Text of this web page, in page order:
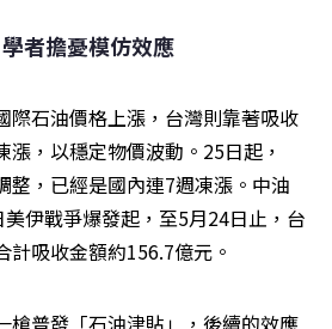
者擔憂模仿效應
際石油價格上漲，台灣則靠著吸收
，以穩定物價波動。25日起，
整，已經是國內連7週凍漲。中油
伊戰爭爆發起，至5月24日止，台
吸收金額約156.7億元。
槍普發「石油津貼」，後續的效應